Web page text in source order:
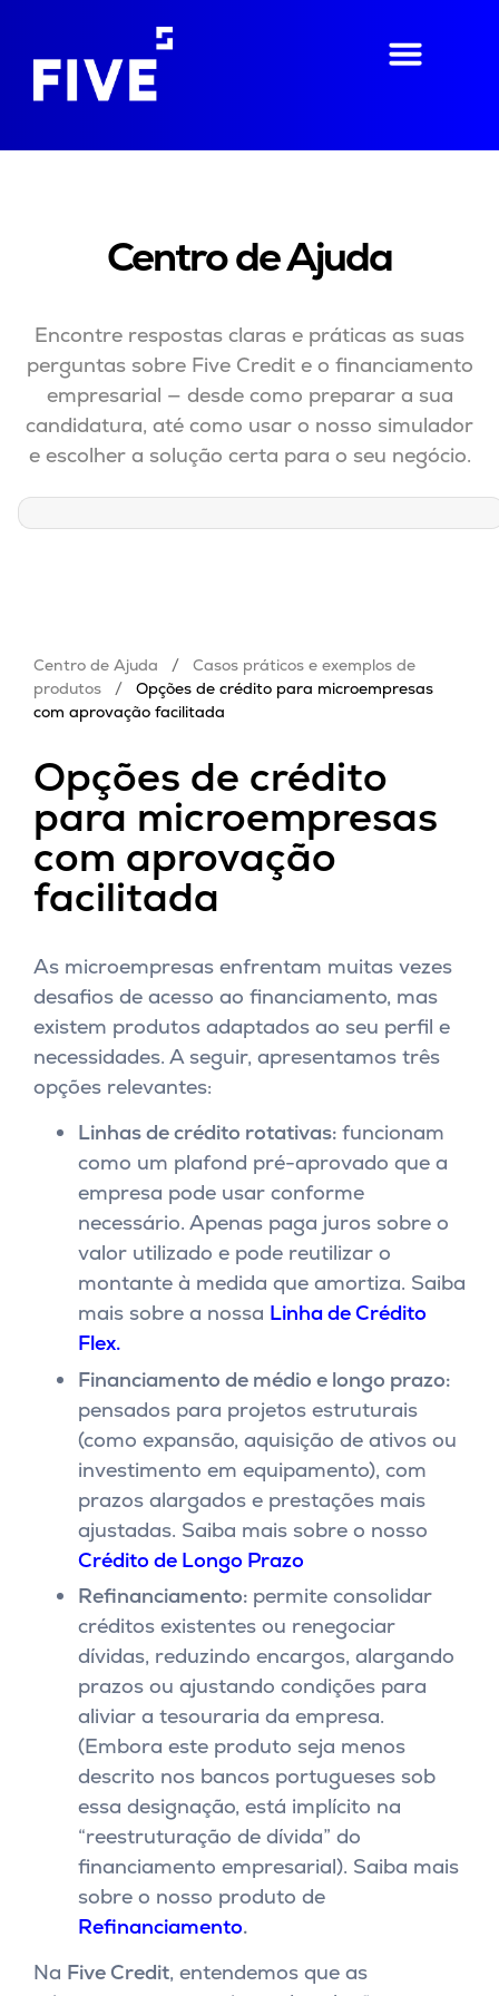
Centro de Ajuda
Encontre respostas claras e práticas as suas
perguntas sobre Five Credit e o financiamento
empresarial — desde como preparar a sua
candidatura, até como usar o nosso simulador
e escolher a solução certa para o seu negócio.
Centro de Ajuda /
Casos práticos e exemplos de
produtos
/
Opções de crédito para microempresas
com aprovação facilitada
Opções de crédito
para microempresas
com aprovação
facilitada
As microempresas enfrentam muitas vezes
desafios de acesso ao financiamento, mas
existem produtos adaptados ao seu perfil e
necessidades. A seguir, apresentamos três
opções relevantes:
Linhas de crédito rotativas: funcionam
como um plafond pré-aprovado que a
empresa pode usar conforme
necessário. Apenas paga juros sobre o
valor utilizado e pode reutilizar o
montante à medida que amortiza. Saiba
mais sobre a nossa Linha de Crédito
Flex.
Financiamento de médio e longo prazo:
pensados para projetos estruturais
(como expansão, aquisição de ativos ou
investimento em equipamento), com
prazos alargados e prestações mais
ajustadas. Saiba mais sobre o nosso
Crédito de Longo Prazo
Refinanciamento: permite consolidar
créditos existentes ou renegociar
dívidas, reduzindo encargos, alargando
prazos ou ajustando condições para
aliviar a tesouraria da empresa.
(Embora este produto seja menos
descrito nos bancos portugueses sob
essa designação, está implícito na
“reestruturação de dívida” do
financiamento empresarial). Saiba mais
sobre o nosso produto de
Refinanciamento.
Na Five Credit, entendemos que as